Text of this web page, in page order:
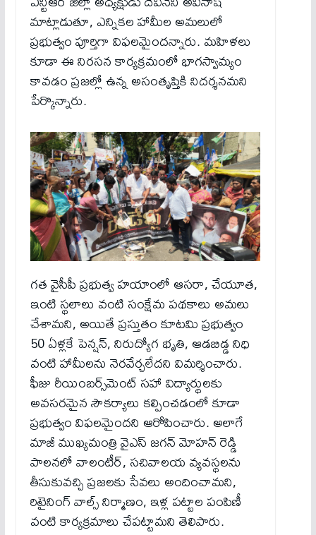
మాట్లాడుతూ, ఎన్నికల హామీల అమలులో
ప్రభుత్వం పూర్తిగా విఫలమైందన్నారు. మహిళలు
కూడా ఈ నిరసన కార్యక్రమంలో భాగస్వామ్యం
కావడం ప్రజల్లో ఉన్న అసంతృప్తికి నిదర్శనమని
పేర్కొన్నారు.
గత వైసీపీ ప్రభుత్వ హయాంలో ఆసరా, చేయూత,
ఇంటి స్థలాలు వంటి సంక్షేమ పథకాలు అమలు
చేశామని, అయితే ప్రస్తుతం కూటమి ప్రభుత్వం
50 ఏళ్లకే పెన్షన్, నిరుద్యోగ భృతి, ఆడబిడ్డ నిధి
వంటి హామీలను నెరవేర్చలేదని విమర్శించారు.
ఫీజు రీయింబర్స్‌మెంట్ సహా విద్యార్థులకు
అవసరమైన సౌకర్యాలు కల్పించడంలో కూడా
ప్రభుత్వం విఫలమైందని ఆరోపించారు. అలాగే
మాజీ ముఖ్యమంత్రి వైఎస్ జగన్ మోహన్ రెడ్డి
పాలనలో వాలంటీర్, సచివాలయ వ్యవస్థలను
తీసుకువచ్చి ప్రజలకు సేవలు అందించామని,
రిటైనింగ్ వాల్స్ నిర్మాణం, ఇళ్ల పట్టాల పంపిణీ
వంటి కార్యక్రమాలు చేపట్టామని తెలిపారు.